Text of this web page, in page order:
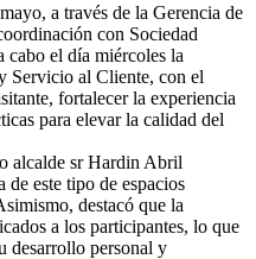
a través de la Gerencia de
con Sociedad
el día miércoles la
Servicio al Cliente, con el
fortalecer la experiencia
para elevar la calidad del
alcalde sr Hardin Abril
este tipo de espacios
destacó que la
a los participantes, lo que
desarrollo personal y